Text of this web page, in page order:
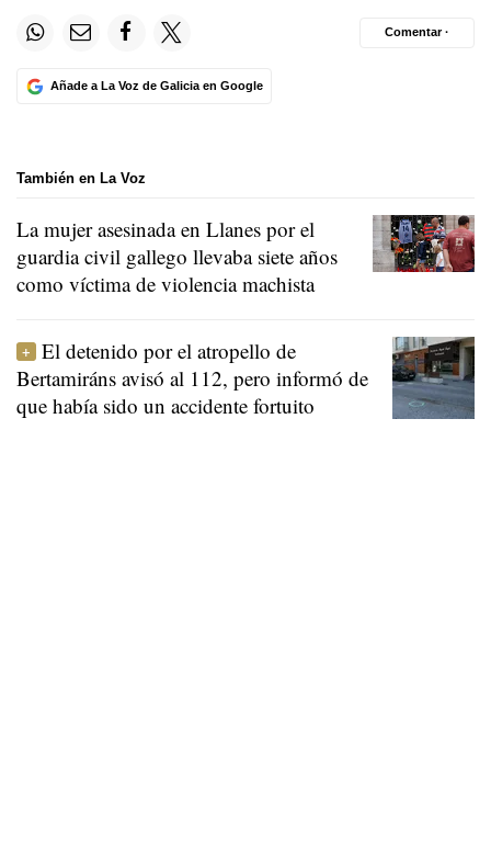
Añade a La Voz de Galicia en Google
Comentar ·
También en La Voz
La mujer asesinada en Llanes por el
guardia civil gallego llevaba siete años
como víctima de violencia machista
El detenido por el atropello de
Bertamiráns avisó al 112, pero informó de
que había sido un accidente fortuito